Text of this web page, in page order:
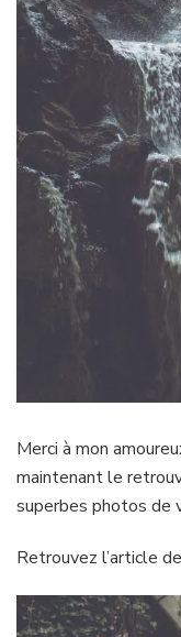
Merci à mon
maintenant le
superbes photos de
Retrouvez l’article